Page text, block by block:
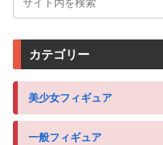
カテゴリー
美少女フィギュア
一般フィギュア